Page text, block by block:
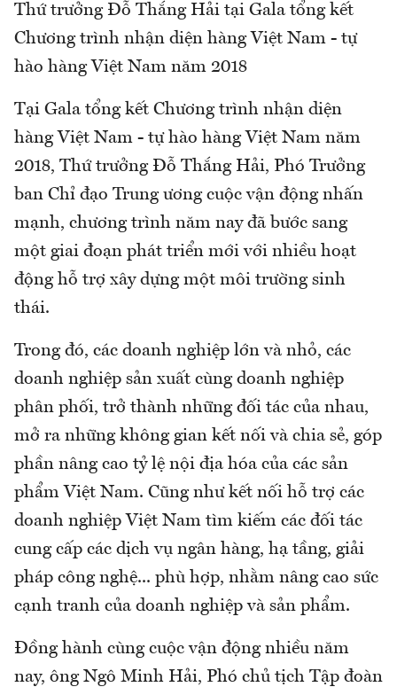
Thứ trưởng Đỗ Thắng Hải tại Gala tổng kết
Chương trình nhận diện hàng Việt Nam - tự
hào hàng Việt Nam năm 2018
Tại Gala tổng kết Chương trình nhận diện
hàng Việt Nam - tự hào hàng Việt Nam năm
2018, Thứ trưởng Đỗ Thắng Hải, Phó Trưởng
ban Chỉ đạo Trung ương cuộc vận động nhấn
mạnh, chương trình năm nay đã bước sang
một giai đoạn phát triển mới với nhiều hoạt
động hỗ trợ xây dựng một môi trường sinh
thái.
Trong đó, các doanh nghiệp lớn và nhỏ, các
doanh nghiệp sản xuất cùng doanh nghiệp
phân phối, trở thành những đối tác của nhau,
mở ra những không gian kết nối và chia sẻ, góp
phần nâng cao tỷ lệ nội địa hóa của các sản
phẩm Việt Nam. Cũng như kết nối hỗ trợ các
doanh nghiệp Việt Nam tìm kiếm các đối tác
cung cấp các dịch vụ ngân hàng, hạ tầng, giải
pháp công nghệ... phù hợp, nhằm nâng cao sức
cạnh tranh của doanh nghiệp và sản phẩm.
Đồng hành cùng cuộc vận động nhiều năm
nay, ông Ngô Minh Hải, Phó chủ tịch Tập đoàn